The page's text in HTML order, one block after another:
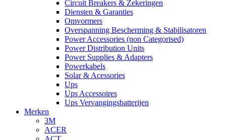
Circuit Breakers & Zekeringen
Diensten & Garanties
Omvormers
Overspanning Bescherming & Stabilisatoren
Power Accessories (non Categorised)
Power Distribution Units
Power Supplies & Adapters
Powerkabels
Solar & Acessories
Ups
Ups Accessoires
Ups Vervangingsbatterijen
Merken
3M
ACER